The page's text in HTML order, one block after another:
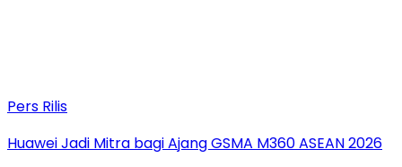
Pers Rilis
Huawei Jadi Mitra bagi Ajang GSMA M360 ASEAN 2026